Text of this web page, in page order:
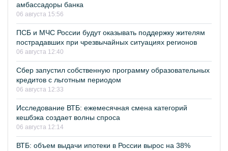
амбассадоры банка
06 августа 15:56
ПСБ и МЧС России будут оказывать поддержку жителям
пострадавших при чрезвычайных ситуациях регионов
06 августа 12:40
Сбер запустил собственную программу образовательных
кредитов с льготным периодом
06 августа 12:33
Исследование ВТБ: ежемесячная смена категорий
кешбэка создает волны спроса
06 августа 12:14
ВТБ: объем выдачи ипотеки в России вырос на 38%